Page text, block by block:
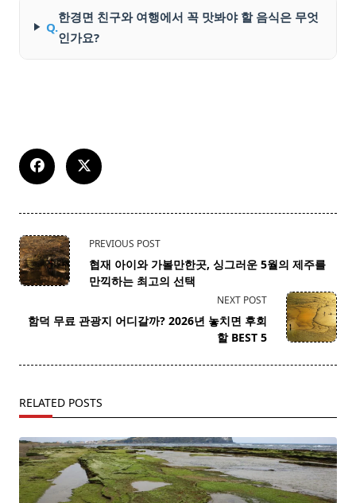
Q.
한경면 친구와 여행에서 꼭 맛봐야 할 음식은 무엇
인가요?
<span
class="nav-
subtitle
reader-
PREVIOUS POST
협재 아이와 가볼만한곳, 싱그러운 5월의 제주를
만끽하는 최고의 선택
NEXT POST
함덕 무료 관광지 어디갈까? 2026년 놓치면 후회
할 BEST 5
RELATED POSTS